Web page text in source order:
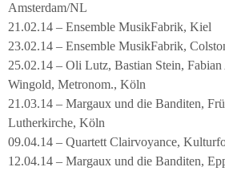
Amsterdam/NL
21.02.14 – Ensemble MusikFabrik, Kiel
23.02.14 – Ensemble MusikFabrik,
25.02.14 – Oli Lutz, Bastian Stein,
Wingold, Metronom., Köln
21.03.14 – Margaux und die Banditen,
Lutherkirche, Köln
09.04.14 – Quartett Clairvoyance,
12.04.14 – Margaux und die Banditen,